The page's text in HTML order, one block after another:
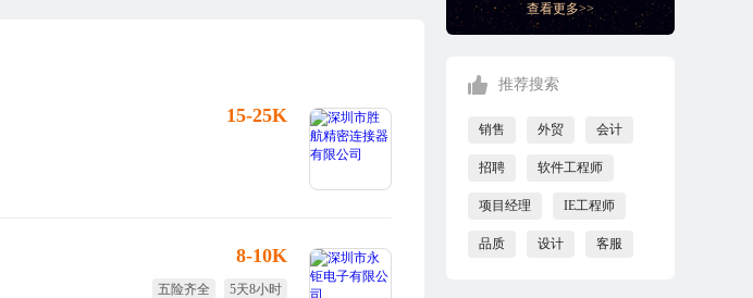
查看更多>>
推荐搜索
销售 外贸 会计
招聘 软件工程师
项目经理 IE工程师
品质 设计 客服
15-25K
8-10K
五险齐全
5天8小时